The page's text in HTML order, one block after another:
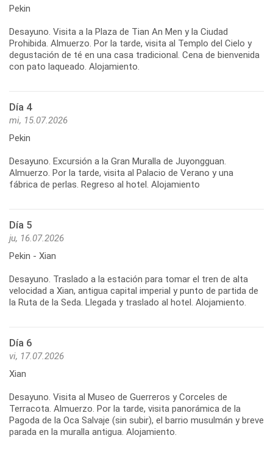
Pekin
Desayuno. Visita a la Plaza de Tian An Men y la Ciudad
Prohibida. Almuerzo. Por la tarde, visita al Templo del Cielo y
degustación de té en una casa tradicional. Cena de bienvenida
Día 4
mi, 15.07.2026
Pekin
Desayuno. Excursión a la Gran Muralla de Juyongguan.
Almuerzo. Por la tarde, visita al Palacio de Verano y una
Día 5
ju, 16.07.2026
Pekin - Xian
Desayuno. Traslado a la estación para tomar el tren de alta
velocidad a Xian, antigua capital imperial y punto de partida de
Día 6
vi, 17.07.2026
Xian
Desayuno. Visita al Museo de Guerreros y Corceles de
Terracota. Almuerzo. Por la tarde, visita panorámica de la
Pagoda de la Oca Salvaje (sin subir), el barrio musulmán y breve